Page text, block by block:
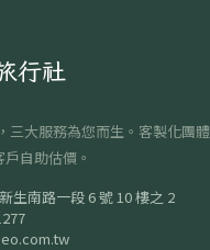
行社
三大服務為您而生。客製化團體
自助估價。
生南路一段 6 號 10 樓之 2